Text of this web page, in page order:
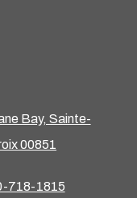
Bay, Sainte-
00851
718-1815